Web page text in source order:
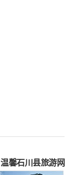
温馨石川县旅游网